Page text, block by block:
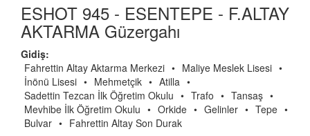
ESHOT 945 - ESENTEPE - F.ALTAY
AKTARMA Güzergahı
Gidiş:
Fahrettin Altay Aktarma Merkezi • Maliye Meslek Lisesi •
İnönü Lisesi • Mehmetçik • Atilla •
Sadettin Tezcan İlk Öğretim Okulu • Trafo • Tansaş •
Mevhibe İlk Öğretim Okulu • Orkide • Gelinler • Tepe •
Bulvar • Fahrettin Altay Son Durak